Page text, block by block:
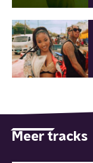
Meer tracks